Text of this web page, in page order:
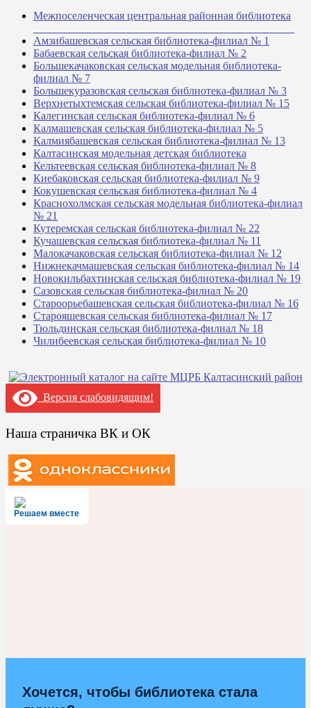
Межпоселенческая центральная районная библиотека
Амзибашевская сельская библиотека-филиал № 1
Бабаевская сельская библиотека-филиал № 2
Большекачаковская сельская модельная библиотека-
филиал № 7
Большекуразовская сельская библиотека-филиал № 3
Верхнетыхтемская сельская библиотека-филиал № 15
Калегинская сельская библиотека-филиал № 6
Калмашевская сельская библиотека-филиал № 5
Калмиябашевская сельская библиотека-филиал № 13
Калтасинская модельная детская библиотека
Кельтеевская сельская библиотека-филиал № 8
Киебаковская сельская библиотека-филиал № 9
Кокушевская сельская библиотека-филиал № 4
Краснохолмская сельская модельная библиотека-филиал
№ 21
Кутеремская сельская библиотека-филиал № 22
Кучашевская сельская библиотека-филиал № 11
Малокачаковская сельская библиотека-филиал № 12
Нижнекачмашевская сельская библиотека-филиал № 14
Новокильбахтинская сельская библиотека-филиал № 19
Сазовская сельская библиотека-филиал № 20
Староорьебашевская сельская библиотека-филиал № 16
Старояшевская сельская библиотека-филиал № 17
Тюльдинская сельская библиотека-филиал № 18
Чилибеевская сельская библиотека-филиал № 10
Версия слабовидящим!
Наша страничка ВК и ОК
Решаем вместе
Хочется, чтобы библиотека стала